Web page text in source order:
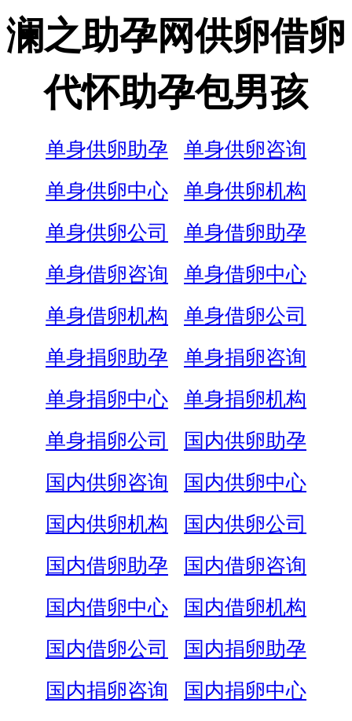
澜之助孕网供卵借卵
代怀助孕包男孩
单身供卵助孕
单身供卵咨询
单身供卵中心
单身供卵机构
单身供卵公司
单身借卵助孕
单身借卵咨询
单身借卵中心
单身借卵机构
单身借卵公司
单身捐卵助孕
单身捐卵咨询
单身捐卵中心
单身捐卵机构
单身捐卵公司
国内供卵助孕
国内供卵咨询
国内供卵中心
国内供卵机构
国内供卵公司
国内借卵助孕
国内借卵咨询
国内借卵中心
国内借卵机构
国内借卵公司
国内捐卵助孕
国内捐卵咨询
国内捐卵中心